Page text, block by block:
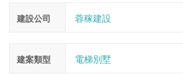
建設公司 蓉稼建設
建案類型 電梯別墅